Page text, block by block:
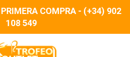
COMPRA - (+34) 902
108 549